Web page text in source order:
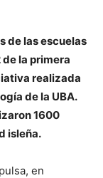
de las escuelas
de la primera
realizada
de la UBA.
1600
isleña.
en